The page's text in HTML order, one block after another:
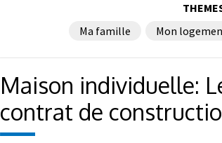
Ma famille
Mon
Maison individuelle:
contrat de